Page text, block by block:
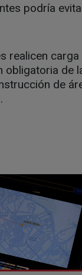
podría
realicen
obligatoria de
de